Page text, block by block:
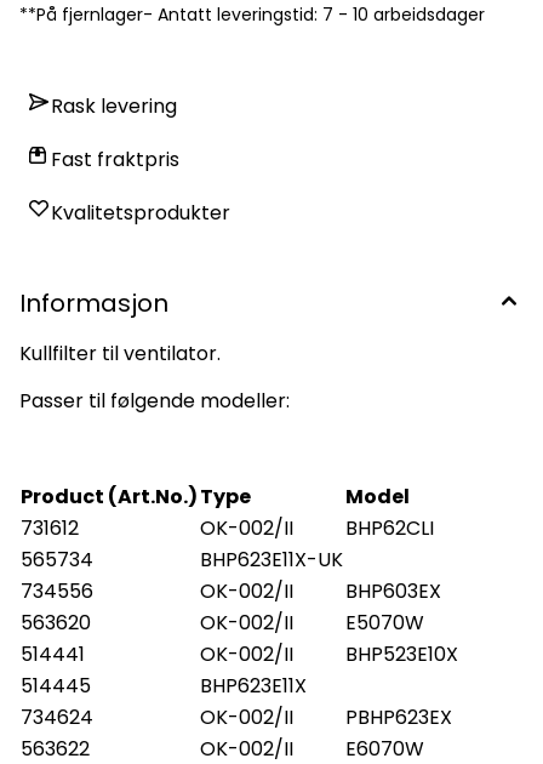
**På fjernlager- Antatt leveringstid: 7 - 10 arbeidsdager
Rask levering
Fast fraktpris
Kvalitetsprodukter
Informasjon
Kullfilter til ventilator.
Passer til følgende modeller:
Product (Art.No.)Type
Model
731612
OK-002/II
BHP62CLI
565734
BHP623E11X-UK
734556
OK-002/II
BHP603EX
563620
OK-002/II
E5070W
514441
OK-002/II
BHP523E10X
514445
BHP623E11X
734624
OK-002/II
PBHP623EX
563622
OK-002/II
E6070W